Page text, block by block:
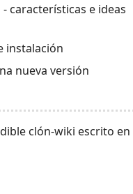
- características e ideas
instalación
nueva versión
clón-wiki escrito en